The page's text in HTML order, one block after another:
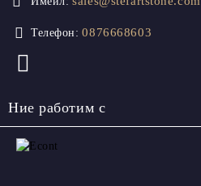
Телефон: 0876668603
Ние работим с